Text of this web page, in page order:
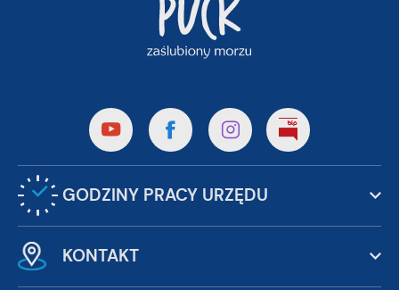
GODZINY PRACY URZĘDU
KONTAKT